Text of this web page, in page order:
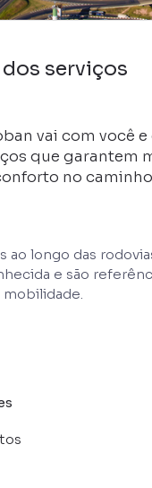
serviços
vai com você e
que garantem
no
ao longo das
e são